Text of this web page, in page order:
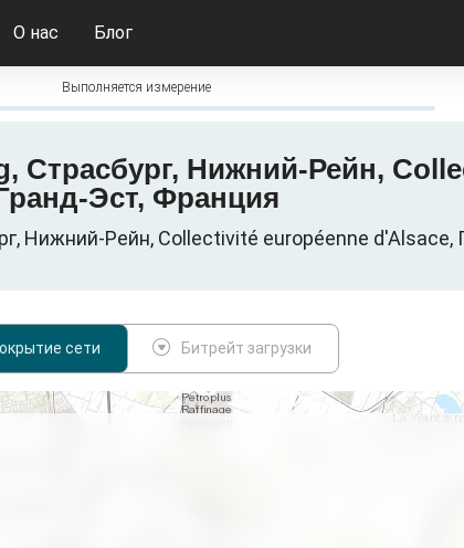
О нас Блог
Выполняется измерение
Страсбург, Нижний-Рейн,
Эст, Франция
Нижний-Рейн, Collectivité européenne d'Alsace,
сети Битрейт загрузки